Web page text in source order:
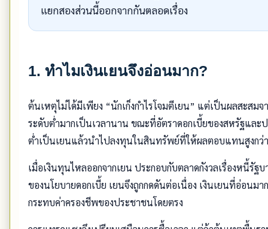
แยกสองส่วนนี้ออกจากกันตลอดเรื่อง
1. ทำไมเงินเยนจึงอ่อนมาก?
ต้นเหตุไม่ได้มีเพียง “นักเก็งกำไรโจมตีเยน” แต่เป็นผลสะส
ระดับต่ำมากเป็นเวลานาน ขณะที่อัตราดอกเบี้ยของสหรัฐแล
ต่ำเป็นเยนแล้วนำไปลงทุนในสินทรัพย์ที่ให้ผลตอบแทนสูงกว่
เมื่อเงินทุนไหลออกจากเยน ประกอบกับตลาดกังวลเรื่องหนี้รั
ของนโยบายดอกเบี้ย เยนจึงถูกกดดันต่อเนื่อง เงินเยนที่อ่อ
กระทบค่าครองชีพของประชาชนโดยตรง